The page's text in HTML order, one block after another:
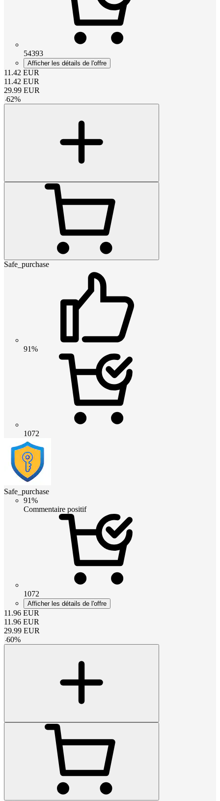
54393
Afficher les détails de l'offre
11.42 EUR
11.42 EUR
29.99 EUR
-62%
Safe_purchase
91%
1072
Safe_purchase
91%
Commentaire positif
1072
Afficher les détails de l'offre
11.96 EUR
11.96 EUR
29.99 EUR
-60%